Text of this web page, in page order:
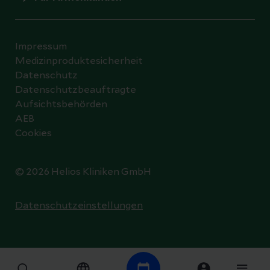
© 2026 Helios Kliniken GmbH
Impressum
Medizinproduktesicherheit
Datenschutz
Datenschutzbeauftragte
Aufsichtsbehörden
AEB
Cookies
Datenschutzeinstellungen